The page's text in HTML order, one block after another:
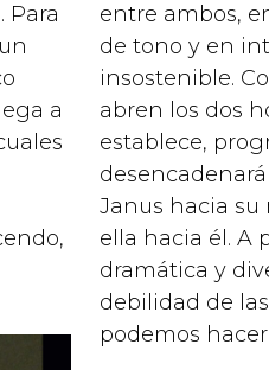
Para
a
entre ambos,
de tono y en
insostenible.
abren los dos
establece,
Janus hacia su
ella hacia él. A
dramática y
debilidad de
podemos